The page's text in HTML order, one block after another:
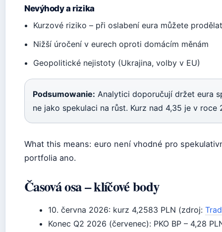
Nevýhody a rizika
Kurzové riziko – při oslabení eura můžete
Nižší úročení v eurech oproti domácím měnám
Geopolitické nejistoty (Ukrajina, volby v EU)
Podsumowanie: Analytici doporučují držet eura
ne jako spekulaci na růst. Kurz nad 4,35 je v
What this means: euro není vhodné pro
portfolia ano.
Časová osa – klíčové body
10. června 2026: kurz 4,2583 PLN (zdroj:
Konec Q2 2026 (červenec): PKO BP – 4,28